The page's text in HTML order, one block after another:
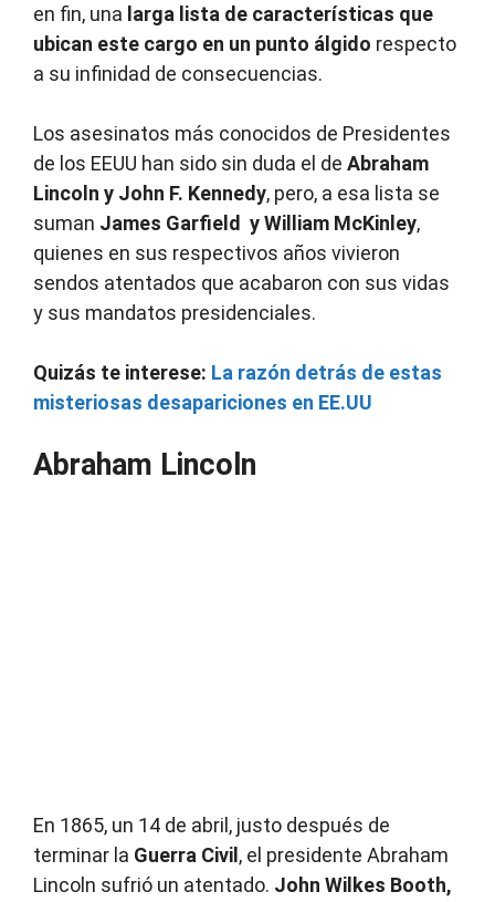
en fin, una larga lista de características que
ubican este cargo en un punto álgido respecto
a su infinidad de consecuencias.
Los asesinatos más conocidos de Presidentes
de los EEUU han sido sin duda el de Abraham
Lincoln y John F. Kennedy, pero, a esa lista se
suman James Garfield y William McKinley,
quienes en sus respectivos años vivieron
sendos atentados que acabaron con sus vidas
y sus mandatos presidenciales.
Quizás te interese: La razón detrás de estas
misteriosas desapariciones en EE.UU
Abraham Lincoln
En 1865, un 14 de abril, justo después de
terminar la Guerra Civil , el presidente Abraham
Lincoln sufrió un atentado. John Wilkes Booth,